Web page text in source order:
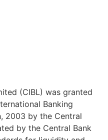
(CIBL) was granted
Banking
2003 by the Central
by the Central Bank